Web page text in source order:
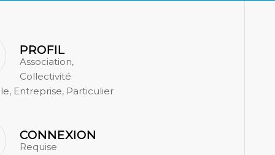
PROFIL
Association,
Collectivité
Entreprise, Particulier
CONNEXION
Requise